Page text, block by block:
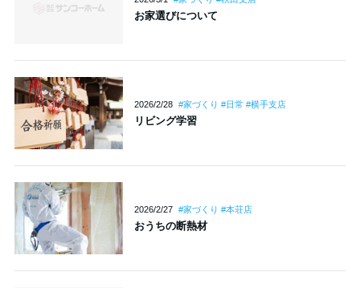
お家選びについて
2026/2/28 #家づくり #日常 #横手支店
リビング学習
2026/2/27 #家づくり #本荘店
おうちの断熱材